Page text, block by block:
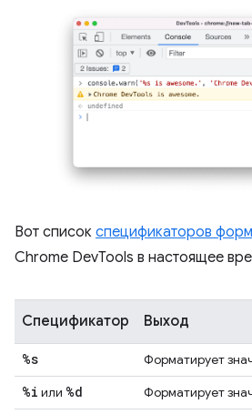
Вот список спецификаторов
Chrome DevTools в настоящее
Спецификатор Выход
%s Форматирует
%i или %d Форматирует